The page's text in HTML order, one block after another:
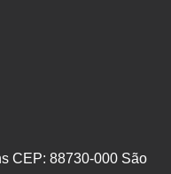
CEP: 88730-000 São